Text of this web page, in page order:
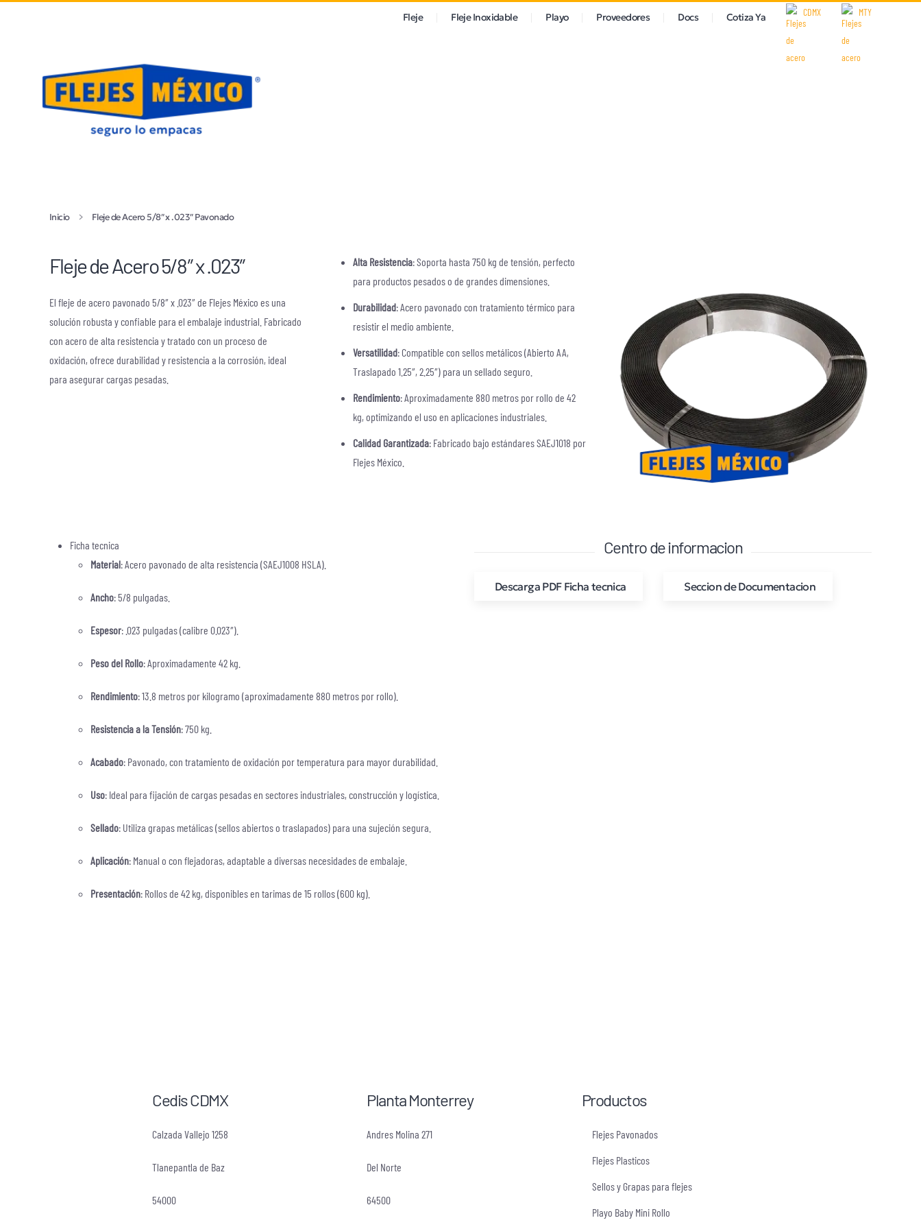
Fleje Fleje Inoxidable Playo Proveedores Docs Cotiza Ya CDMX MTY
Inicio Fleje de Acero 5/8″ x .023″ Pavonado
Fleje de Acero 5/8″ x .023″
El fleje de acero pavonado 5/8″ x .023″ de Flejes México es una
solución robusta y confiable para el embalaje industrial. Fabricado
con acero de alta resistencia y tratado con un proceso de
oxidación, ofrece durabilidad y resistencia a la corrosión, ideal
para asegurar cargas pesadas.
Alta Resistencia: Soporta hasta 750 kg de tensión, perfecto
para productos pesados o de grandes dimensiones.
Durabilidad: Acero pavonado con tratamiento térmico para
resistir el medio ambiente.
Versatilidad: Compatible con sellos metálicos (Abierto AA,
Traslapado 1.25″, 2.25″) para un sellado seguro.
Rendimiento: Aproximadamente 880 metros por rollo de 42
kg, optimizando el uso en aplicaciones industriales.
Calidad Garantizada: Fabricado bajo estándares SAEJ1018 por
Flejes México.
Ficha tecnica
Material: Acero pavonado de alta resistencia (SAEJ1008 HSLA).
Ancho: 5/8 pulgadas.
Espesor: .023 pulgadas (calibre 0.023″).
Peso del Rollo: Aproximadamente 42 kg.
Rendimiento: 13.8 metros por kilogramo (aproximadamente 880 metros por rollo).
Resistencia a la Tensión: 750 kg.
Acabado: Pavonado, con tratamiento de oxidación por temperatura para mayor durabilidad.
Uso: Ideal para fijación de cargas pesadas en sectores industriales, construcción y logística.
Sellado: Utiliza grapas metálicas (sellos abiertos o traslapados) para una sujeción segura.
Aplicación: Manual o con flejadoras, adaptable a diversas necesidades de embalaje.
Presentación: Rollos de 42 kg, disponibles en tarimas de 15 rollos (600 kg).
Centro de informacion
Descarga PDF Ficha tecnica Seccion de Documentacion
Cedis CDMX
Calzada Vallejo 1258
Tlanepantla de Baz
54000
Planta Monterrey
Andres Molina 271
Del Norte
64500
Productos
Flejes Pavonados
Flejes Plasticos
Sellos y Grapas para flejes
Playo Baby Mini Rollo